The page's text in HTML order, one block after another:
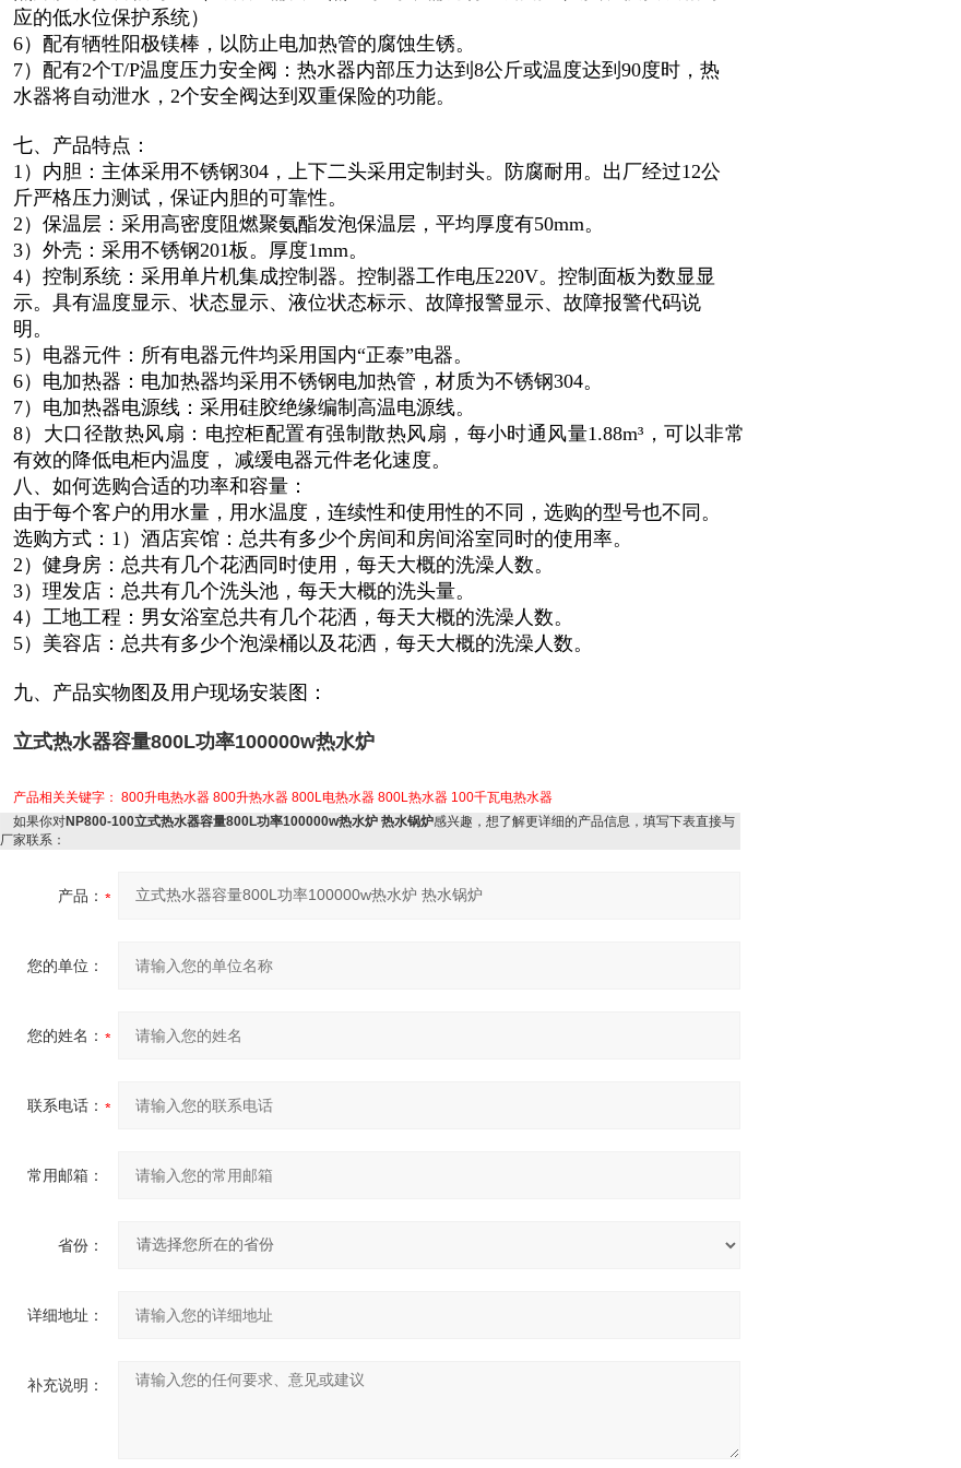
应的低水位保护系统）
6）配有牺牲阳极镁棒，以防止电加热管的腐蚀生锈。
7）配有2个T/P温度压力安全阀：热水器内部压力达到8公斤或温度达到90度时，热
水器将自动泄水，2个安全阀达到双重保险的功能。
七、产品特点：
1）内胆：主体采用不锈钢304，上下二头采用定制封头。防腐耐用。出厂经过12公
斤严格压力测试，保证内胆的可靠性。
2）保温层：采用高密度阻燃聚氨酯发泡保温层，平均厚度有50mm。
3）外壳：采用不锈钢201板。厚度1mm。
4）控制系统：采用单片机集成控制器。控制器工作电压220V。控制面板为数显显
示。具有温度显示、状态显示、液位状态标示、故障报警显示、故障报警代码说
明。
5）电器元件：所有电器元件均采用国内“正泰”电器。
6）电加热器：电加热器均采用不锈钢电加热管，材质为不锈钢304。
7）电加热器电源线：采用硅胶绝缘编制高温电源线。
8）大口径散热风扇：电控柜配置有强制散热风扇，每小时通风量1.88m³，可以非常
有效的降低电柜内温度， 减缓电器元件老化速度。
八、如何选购合适的功率和容量：
由于每个客户的用水量，用水温度，连续性和使用性的不同，选购的型号也不同。
选购方式：1）酒店宾馆：总共有多少个房间和房间浴室同时的使用率。
2）健身房：总共有几个花洒同时使用，每天大概的洗澡人数。
3）理发店：总共有几个洗头池，每天大概的洗头量。
4）工地工程：男女浴室总共有几个花洒，每天大概的洗澡人数。
5）美容店：总共有多少个泡澡桶以及花洒，每天大概的洗澡人数。
九、产品实物图及用户现场安装图：
立式热水器容量800L功率100000w热水炉
产品相关关键字： 800升电热水器 800升热水器 800L电热水器 800L热水器 100千瓦电热水器
如果你对NP800-100立式热水器容量800L功率100000w热水炉 热水锅炉感兴趣，想了解更详细的产品信息，填写下表直接与
厂家联系：
产品：
您的单位：
您的姓名：
联系电话：
常用邮箱：
省份：
详细地址：
补充说明：